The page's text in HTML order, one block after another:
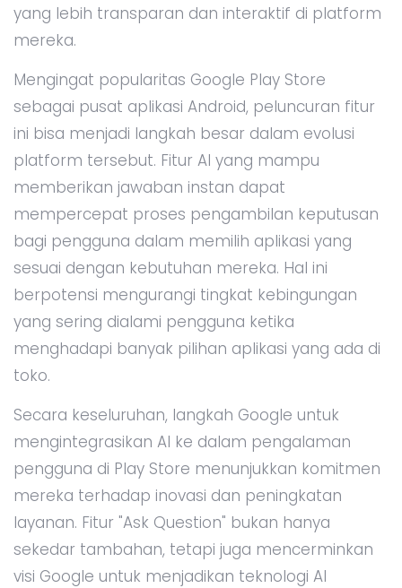
yang lebih transparan dan interaktif di platform
mereka.
Mengingat popularitas Google Play Store
sebagai pusat aplikasi Android, peluncuran fitur
ini bisa menjadi langkah besar dalam evolusi
platform tersebut. Fitur AI yang mampu
memberikan jawaban instan dapat
mempercepat proses pengambilan keputusan
bagi pengguna dalam memilih aplikasi yang
sesuai dengan kebutuhan mereka. Hal ini
berpotensi mengurangi tingkat kebingungan
yang sering dialami pengguna ketika
menghadapi banyak pilihan aplikasi yang ada di
toko.
Secara keseluruhan, langkah Google untuk
mengintegrasikan AI ke dalam pengalaman
pengguna di Play Store menunjukkan komitmen
mereka terhadap inovasi dan peningkatan
layanan. Fitur "Ask Question" bukan hanya
sekedar tambahan, tetapi juga mencerminkan
visi Google untuk menjadikan teknologi AI